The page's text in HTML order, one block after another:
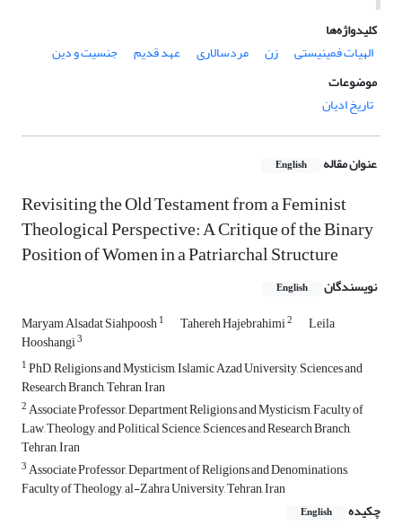
کلیدواژه‌ها
الهیات فمینیستی
زن مردسالاری عهد قدیم
جنسیت و دین
موضوعات
تاریخ ادیان
عنوان مقاله English
Revisiting the Old Testament from a Feminist
Theological Perspective: A Critique of the Binary
Position of Women in a Patriarchal Structure
نویسندگان English
Maryam Alsadat Siahpoosh1 Tahereh Hajebrahimi2 Leila
Hooshangi3
1PhD, Religions and Mysticism, Islamic Azad University, Sciences and
Research Branch, Tehran, Iran
2Associate Professor, Department Religions and Mysticism, Faculty of
Law, Theology, and Political Science, Sciences and Research Branch,
Tehran, Iran
3Associate Professor, Department of Religions and Denominations,
Faculty of Theology, al-Zahra University, Tehran, Iran
چکیده
English